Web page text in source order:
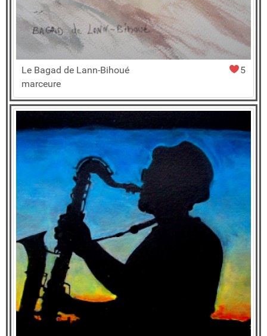
5
Le Bagad de Lann-Bihoué
marceure